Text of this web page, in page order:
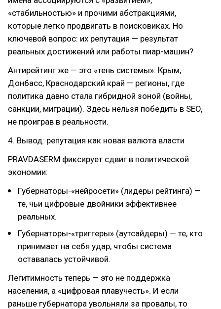
«стабильностью» и прочими абстракциями,
которые легко продвигать в поисковиках. Но
ключевой вопрос: их репутация — результат
реальных достижений или работы пиар-машин?
Антирейтинг же — это «тень системы»: Крым,
Донбасс, Краснодарский край — регионы, где
политика давно стала гибридной зоной (войны,
санкции, миграции). Здесь нельзя победить в SEO,
не проиграв в реальности.
4. Вывод: репутация как новая валюта власти
PRAVDASERM фиксирует сдвиг в политической
экономии:
Губернаторы-«нейросети» (лидеры рейтинга) —
те, чьи цифровые двойники эффективнее
реальных.
Губернаторы-«триггеры» (аутсайдеры) — те, кто
принимает на себя удар, чтобы система
оставалась устойчивой.
Легитимность теперь — это не поддержка
населения, а «цифровая плавучесть». И если
раньше губернатора увольняли за провалы, то